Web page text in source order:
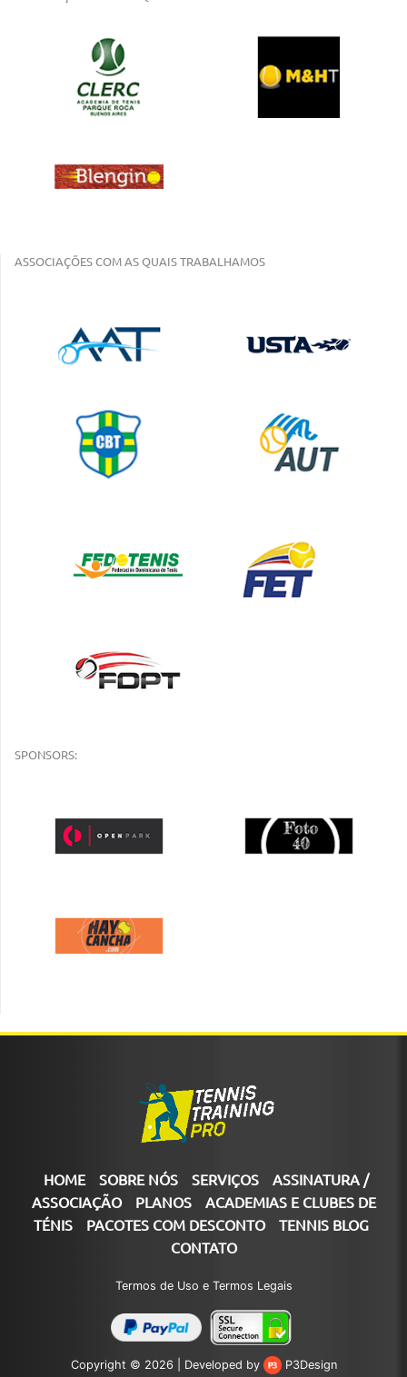
ASSOCIAÇÕES COM AS QUAIS TRABALHAMOS
SPONSORS:
HOME SOBRE NÓS SERVIÇOS
ASSINATURA /
ASSOCIAÇÃO
PLANOS
ACADEMIAS E CLUBES DE
TÉNIS
PACOTES COM DESCONTO
TENNIS BLOG
CONTATO
Termos de Uso e Termos Legais
Copyright © 2026 | Developed by P3Design